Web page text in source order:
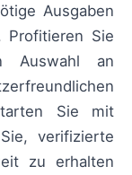
Ausgaben
Profitieren Sie
Auswahl an
Sie mit
verifizierte
zu erhalten